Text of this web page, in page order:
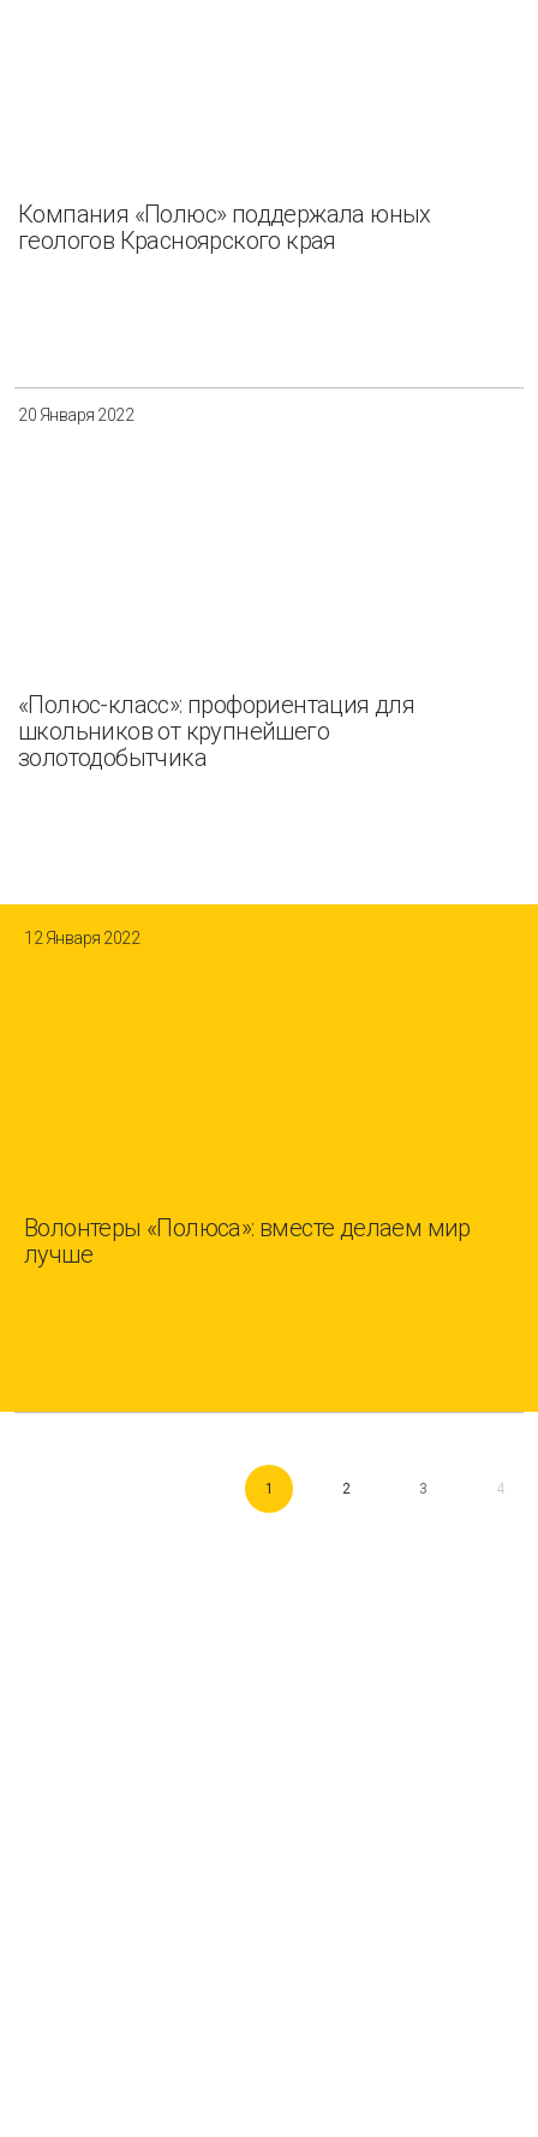
Компания «Полюс» поддержала юных
геологов Красноярского края
20 Января 2022
«Полюс-класс»: профориентация для
школьников от крупнейшего
золотодобытчика
12 Января 2022
Волонтеры «Полюса»: вместе делаем мир
лучше
1 2 3 4